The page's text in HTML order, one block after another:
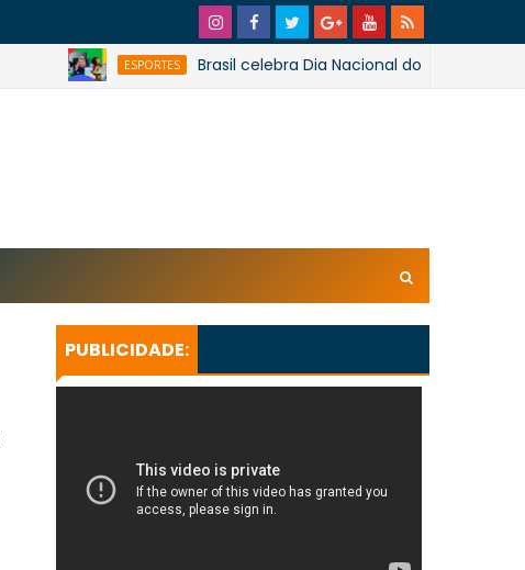
ESPORTES Brasil celebra Dia Nacional do Esporte e Dia
PUBLICIDADE: